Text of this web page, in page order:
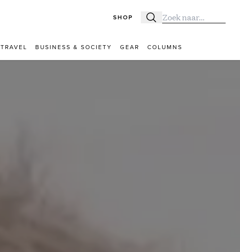
SHOP Zoeken
Zoek naar:
TRAVEL BUSINESS & SOCIETY GEAR COLUMNS